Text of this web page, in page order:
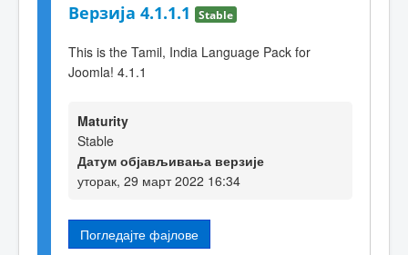
Верзија 4.1.1.1 Stable
This is the Tamil, India Language Pack for
Joomla! 4.1.1
Maturity
Stable
Датум објављивања верзије
уторак, 29 март 2022 16:34
Погледајте фајлове